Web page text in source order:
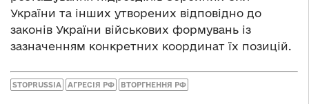
України та інших утворених відповідно до
законів України військових формувань із
зазначенням конкретних координат їх позицій.
STOPRUSSIA АГРЕСІЯ РФ ВТОРГНЕННЯ РФ